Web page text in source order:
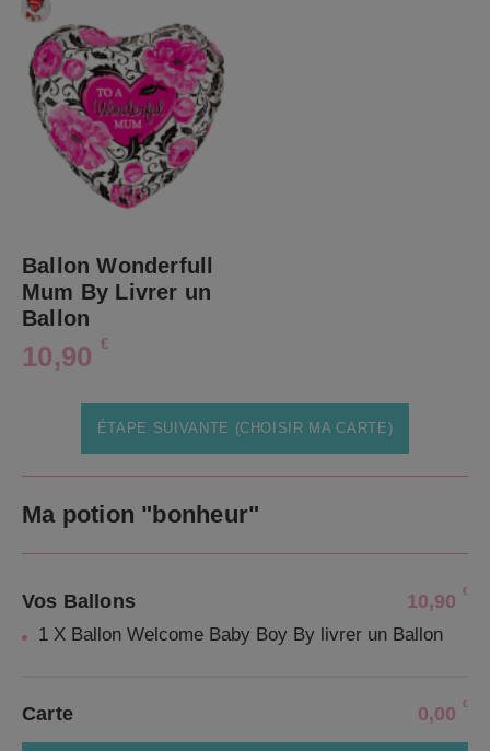
Ballon Wonderfull
Mum By Livrer un
Ballon
10,90 €
ÉTAPE SUIVANTE (CHOISIR MA CARTE)
Ma potion "bonheur"
Vos Ballons 10,90 €
1 X Ballon Welcome Baby Boy By livrer un Ballon
Carte 0,00 €